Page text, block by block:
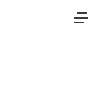
contenido